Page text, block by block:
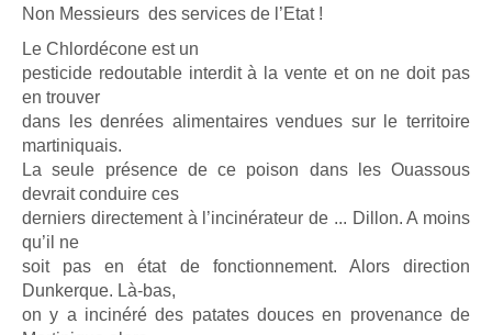
Non Messieurs des services de l’Etat !
Le Chlordécone est un
pesticide redoutable interdit à la vente et on ne doit pas
en trouver
dans les denrées alimentaires vendues sur le territoire
martiniquais.
La seule présence de ce poison dans les Ouassous
devrait conduire ces
derniers directement à l’incinérateur de ... Dillon. A moins
qu’il ne
soit pas en état de fonctionnement. Alors direction
Dunkerque. Là-bas,
on y a incinéré des patates douces en provenance de